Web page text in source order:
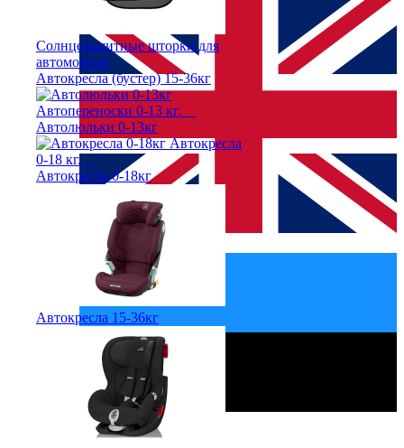
Солнцезащитные шторки для
автомобиля
Автокресла (бустер) 15-36кг
Автолюльки 0-13кг
Автокресла 0-18кг
Автокресла 15-36кг
English